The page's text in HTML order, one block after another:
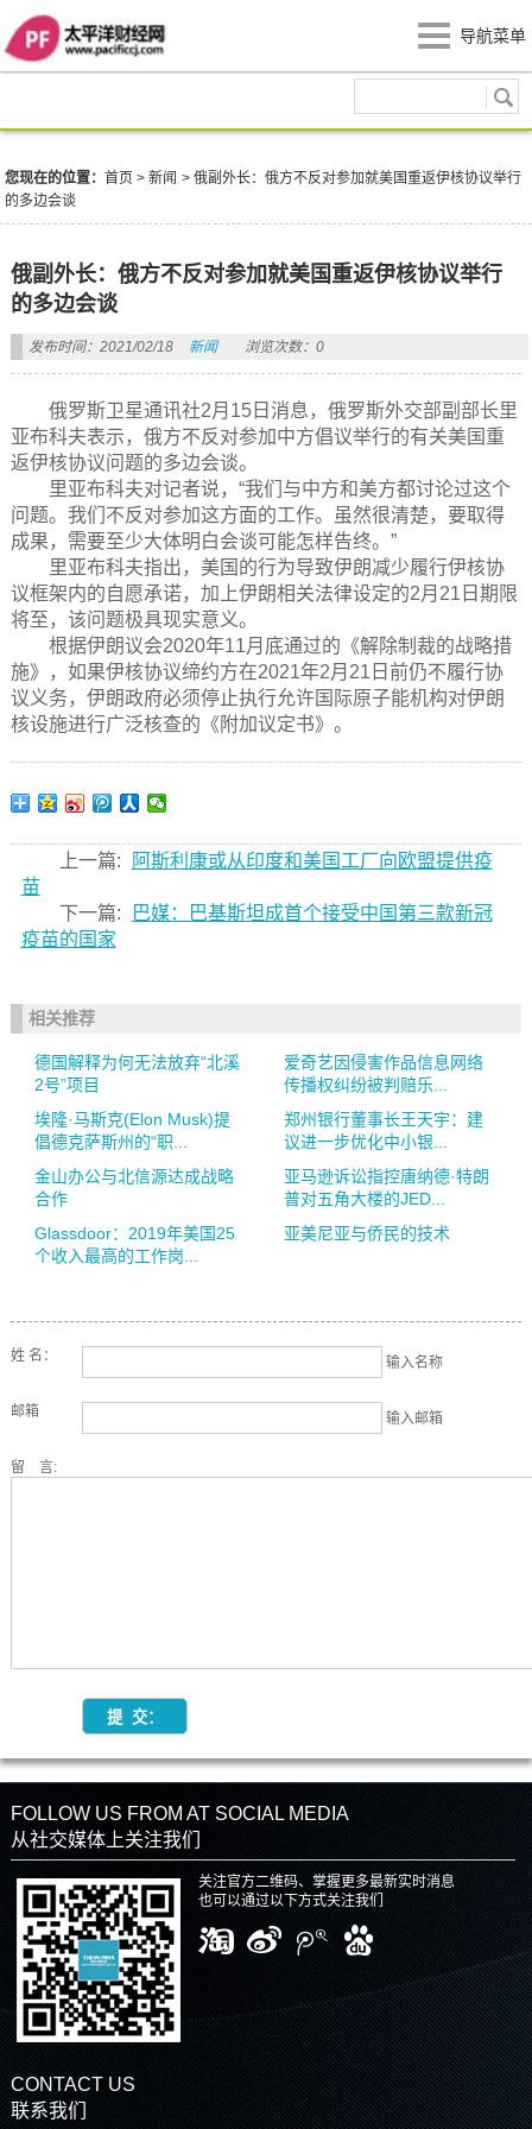
导航菜单
您现在的位置：首页 >新闻 >俄副外长：俄方不反对参加就美国重返伊核协议举行
的多边会谈
俄副外长：俄方不反对参加就美国重返伊核协议举行
的多边会谈
发布时间：2021/02/18 新闻 浏览次数：0
俄罗斯卫星通讯社2月15日消息，俄罗斯外交部副部长里
亚布科夫表示，俄方不反对参加中方倡议举行的有关美国重
返伊核协议问题的多边会谈。
里亚布科夫对记者说，“我们与中方和美方都讨论过这个
问题。我们不反对参加这方面的工作。虽然很清楚，要取得
成果，需要至少大体明白会谈可能怎样告终。”
里亚布科夫指出，美国的行为导致伊朗减少履行伊核协
议框架内的自愿承诺，加上伊朗相关法律设定的2月21日期限
将至，该问题极具现实意义。
根据伊朗议会2020年11月底通过的《解除制裁的战略措
施》，如果伊核协议缔约方在2021年2月21日前仍不履行协
议义务，伊朗政府必须停止执行允许国际原子能机构对伊朗
核设施进行广泛核查的《附加议定书》。
上一篇:
阿斯利康或从印度和美国工厂向欧盟提供疫
苗
下一篇:
巴媒：巴基斯坦成首个接受中国第三款新冠
疫苗的国家
相关推荐
德国解释为何无法放弃“北溪
2号”项目
爱奇艺因侵害作品信息网络
传播权纠纷被判赔乐...
埃隆·马斯克(Elon Musk)提
倡德克萨斯州的“职...
郑州银行董事长王天宇：建
议进一步优化中小银...
金山办公与北信源达成战略
合作
亚马逊诉讼指控唐纳德·特朗
普对五角大楼的JED...
Glassdoor：2019年美国25
个收入最高的工作岗...
亚美尼亚与侨民的技术
姓 名： 输入名称
邮箱 输入邮箱
留 言:
FOLLOW US FROM AT SOCIAL MEDIA
从社交媒体上关注我们
关注官方二维码、掌握更多最新实时消息
也可以通过以下方式关注我们
CONTACT US
联系我们